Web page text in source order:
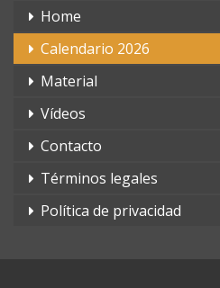
Home
Calendario 2026
Material
Vídeos
Contacto
Términos legales
Política de privacidad